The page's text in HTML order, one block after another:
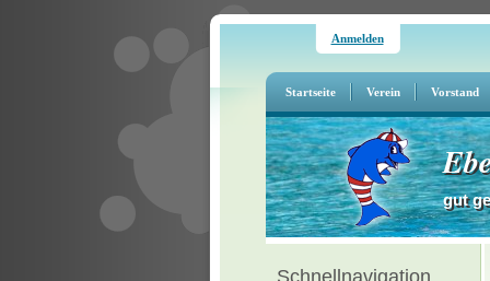
Anmelden
Startseite Verein Vorstand
gut
Schnellnavigation